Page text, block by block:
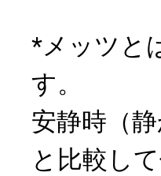
*メッツと
す。
安静時（
と比較し